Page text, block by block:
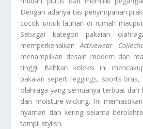
Dengan adanya tas penyimpanan
cocok untuk latihan di rumah
Sebagai kategori pakaian
memperkenalkanActivewear
menampilkan desain modern dan
tinggi. Bahkan koleksi ini
pakaian seperti leggings, sports
olahraga yang semuanya terbuat dari
dan moisture-wicking. Ini
nyaman dan kering selama
tampil stylish.